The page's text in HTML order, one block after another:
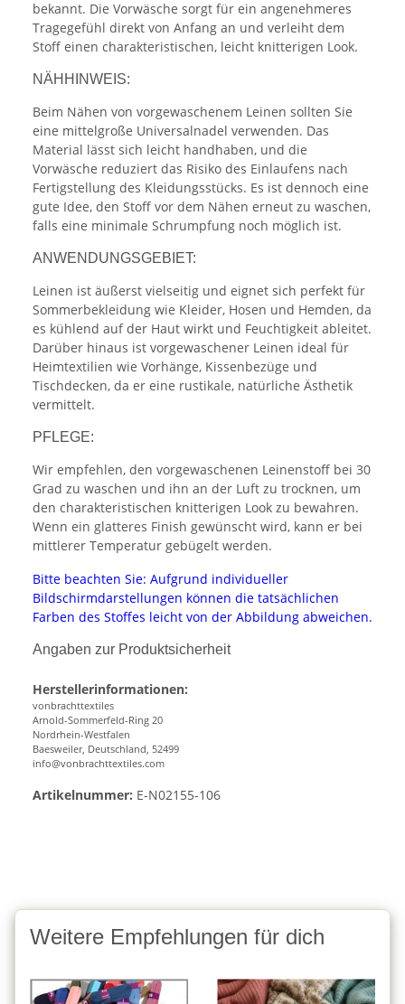
bekannt. Die Vorwäsche sorgt für ein angenehmeres
Tragegefühl direkt von Anfang an und verleiht dem
Stoff einen charakteristischen, leicht knitterigen Look.
NÄHHINWEIS:
Beim Nähen von vorgewaschenem Leinen sollten Sie
eine mittelgroße Universalnadel verwenden. Das
Material lässt sich leicht handhaben, und die
Vorwäsche reduziert das Risiko des Einlaufens nach
Fertigstellung des Kleidungsstücks. Es ist dennoch eine
gute Idee, den Stoff vor dem Nähen erneut zu waschen,
falls eine minimale Schrumpfung noch möglich ist.
ANWENDUNGSGEBIET:
Leinen ist äußerst vielseitig und eignet sich perfekt für
Sommerbekleidung wie Kleider, Hosen und Hemden, da
es kühlend auf der Haut wirkt und Feuchtigkeit ableitet.
Darüber hinaus ist vorgewaschener Leinen ideal für
Heimtextilien wie Vorhänge, Kissenbezüge und
Tischdecken, da er eine rustikale, natürliche Ästhetik
vermittelt.
PFLEGE:
Wir empfehlen, den vorgewaschenen Leinenstoff bei 30
Grad zu waschen und ihn an der Luft zu trocknen, um
den charakteristischen knitterigen Look zu bewahren.
Wenn ein glatteres Finish gewünscht wird, kann er bei
mittlerer Temperatur gebügelt werden.
Bitte beachten Sie: Aufgrund individueller
Bildschirmdarstellungen können die tatsächlichen
Farben des Stoffes leicht von der Abbildung abweichen.
Angaben zur Produktsicherheit
Herstellerinformationen:
vonbrachttextiles
Arnold-Sommerfeld-Ring 20
Nordrhein-Westfalen
Baesweiler, Deutschland, 52499
info@vonbrachttextiles.com
Artikelnummer: E-N02155-106
Weitere Empfehlungen für dich